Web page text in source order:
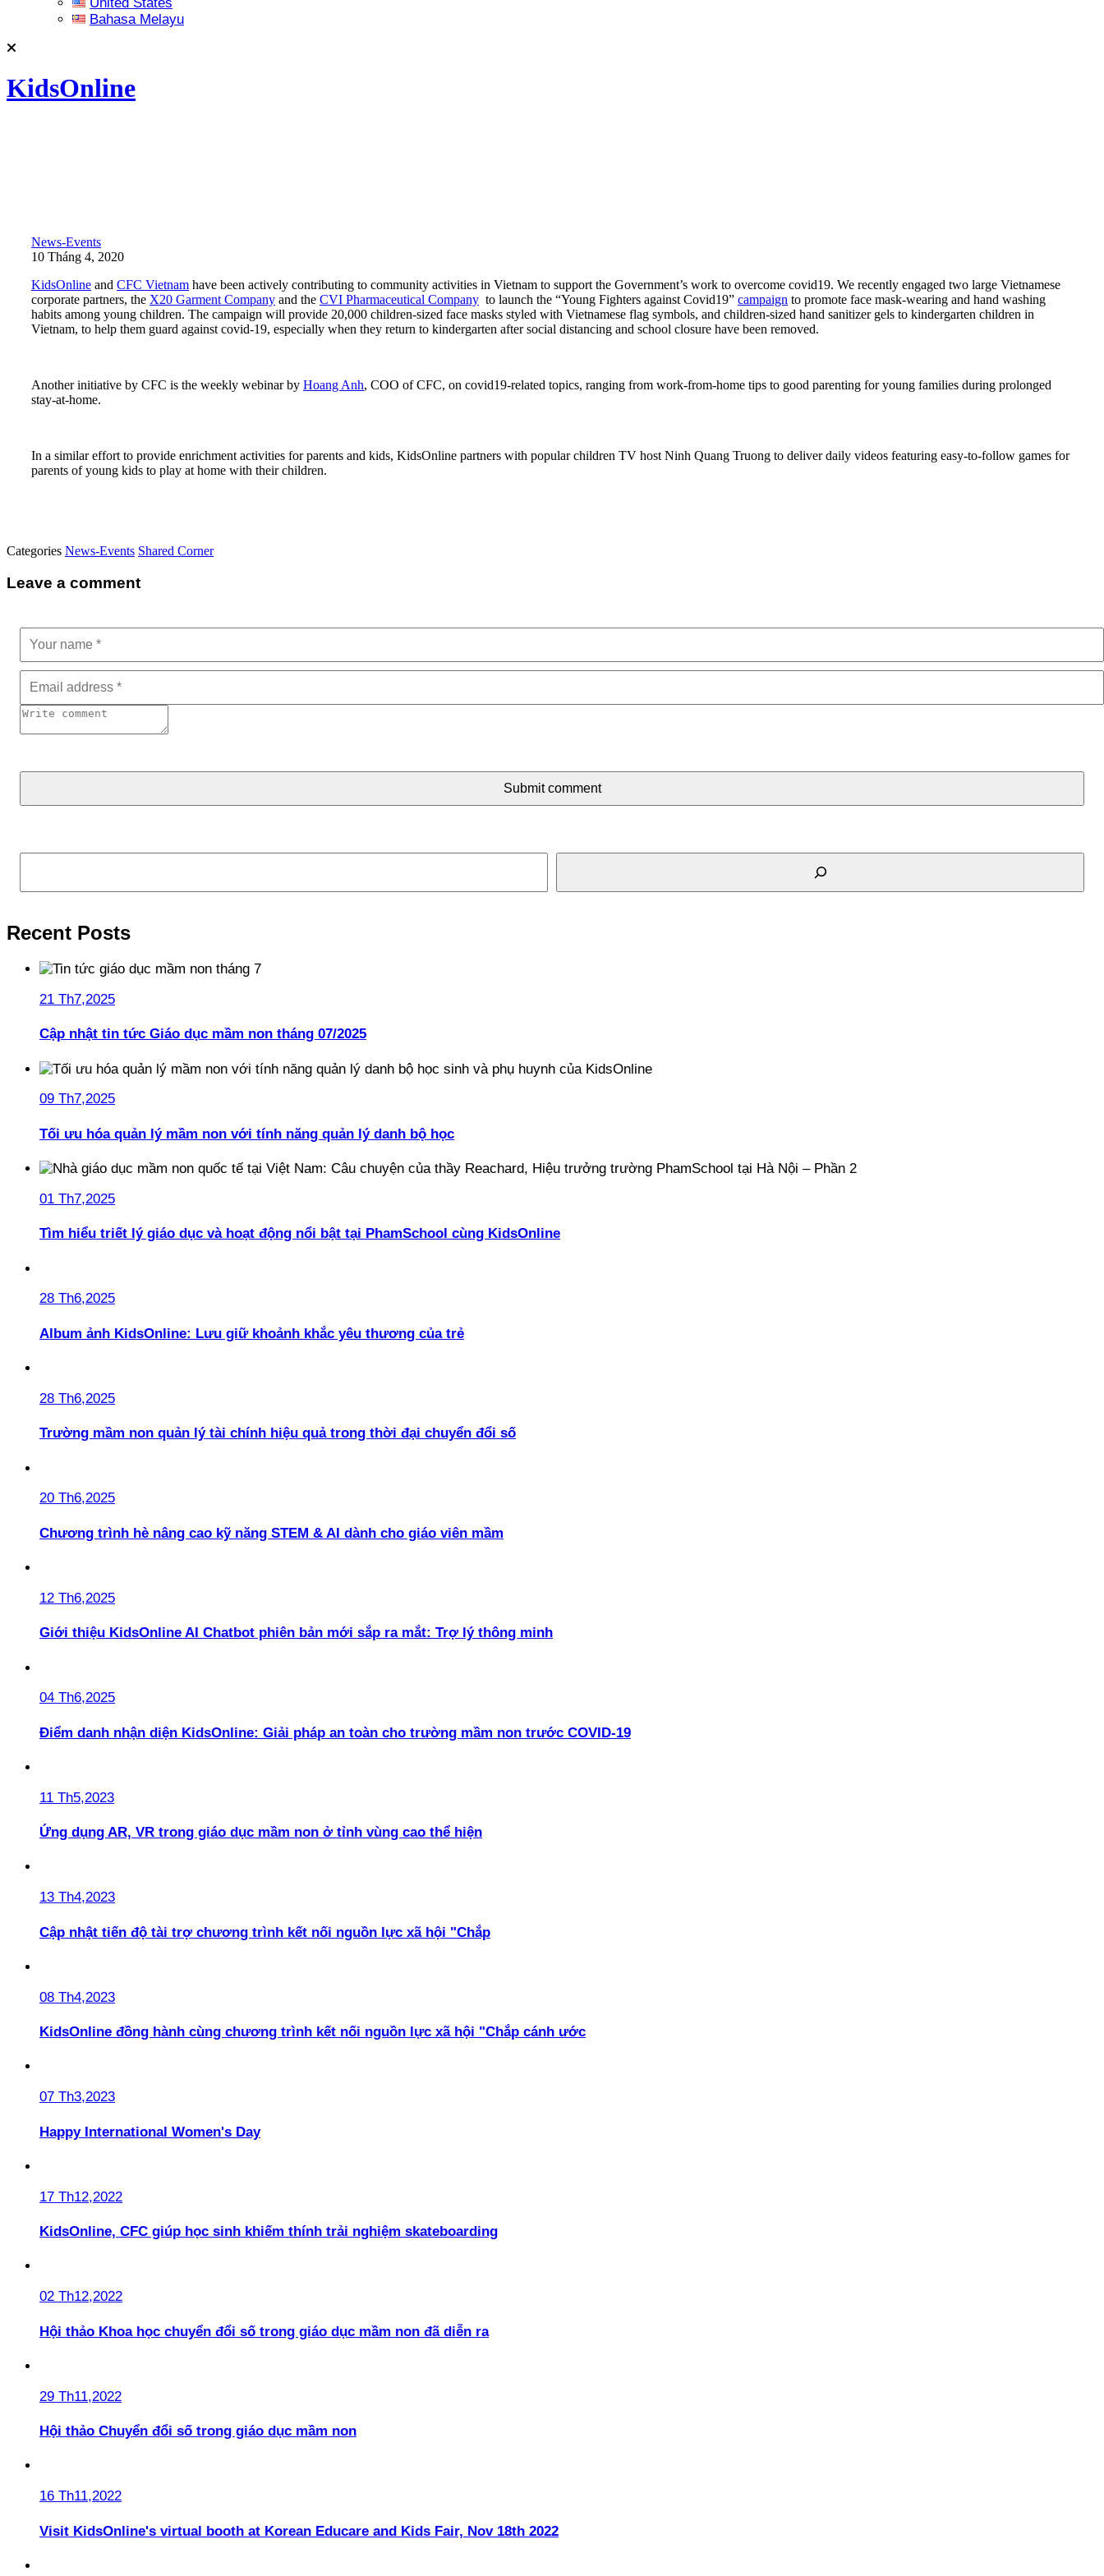
Bahasa Melayu
KidsOnline
News-Events
10 Tháng 4, 2020
KidsOnline and CFC Vietnam have been actively contributing to community activities in Vietnam to support the Government’s work to overcome covid19. We recently engaged two large Vietnamese
corporate partners, the X20 Garment Company and the CVI Pharmaceutical Company to launch the “Young Fighters against Covid19” campaign to promote face mask-wearing and hand washing
habits among young children. The campaign will provide 20,000 children-sized face masks styled with Vietnamese flag symbols, and children-sized hand sanitizer gels to kindergarten children in
Vietnam, to help them guard against covid-19, especially when they return to kindergarten after social distancing and school closure have been removed.
Another initiative by CFC is the weekly webinar by Hoang Anh, COO of CFC, on covid19-related topics, ranging from work-from-home tips to good parenting for young families during prolonged
stay-at-home.
In a similar effort to provide enrichment activities for parents and kids, KidsOnline partners with popular children TV host Ninh Quang Truong to deliver daily videos featuring easy-to-follow games for
parents of young kids to play at home with their children.
Categories News-Events Shared Corner
Leave a comment
Submit comment
Tìm kiếm
Recent Posts
21 Th7,2025
Cập nhật tin tức Giáo dục mầm non tháng 07/2025
09 Th7,2025
Tối ưu hóa quản lý mầm non với tính năng quản lý danh bộ học
01 Th7,2025
Tìm hiểu triết lý giáo dục và hoạt động nổi bật tại PhamSchool cùng KidsOnline
28 Th6,2025
Album ảnh KidsOnline: Lưu giữ khoảnh khắc yêu thương của trẻ
28 Th6,2025
Trường mầm non quản lý tài chính hiệu quả trong thời đại chuyển đổi số
20 Th6,2025
Chương trình hè nâng cao kỹ năng STEM & AI dành cho giáo viên mầm
12 Th6,2025
Giới thiệu KidsOnline AI Chatbot phiên bản mới sắp ra mắt: Trợ lý thông minh
04 Th6,2025
Điểm danh nhận diện KidsOnline: Giải pháp an toàn cho trường mầm non trước COVID-19
11 Th5,2023
Ứng dụng AR, VR trong giáo dục mầm non ở tỉnh vùng cao thể hiện
13 Th4,2023
Cập nhật tiến độ tài trợ chương trình kết nối nguồn lực xã hội "Chắp
08 Th4,2023
KidsOnline đồng hành cùng chương trình kết nối nguồn lực xã hội "Chắp cánh ước
07 Th3,2023
Happy International Women's Day
17 Th12,2022
KidsOnline, CFC giúp học sinh khiếm thính trải nghiệm skateboarding
02 Th12,2022
Hội thảo Khoa học chuyển đổi số trong giáo dục mầm non đã diễn ra
29 Th11,2022
Hội thảo Chuyển đổi số trong giáo dục mầm non
16 Th11,2022
Visit KidsOnline's virtual booth at Korean Educare and Kids Fair, Nov 18th 2022